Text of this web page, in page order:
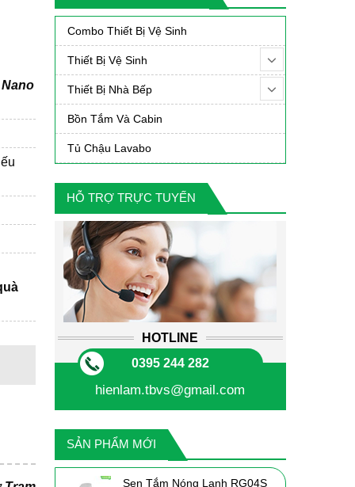
Combo Thiết Bị Vệ Sinh
Thiết Bị Vệ Sinh
Thiết Bị Nhà Bếp
Bồn Tắm Và Cabin
Tủ Chậu Lavabo
HỖ TRỢ TRỰC TUYẾN
HOTLINE
0395 244 282
hienlam.tbvs@gmail.com
SẢN PHẨM MỚI
Sen Tắm Nóng Lạnh RG04S